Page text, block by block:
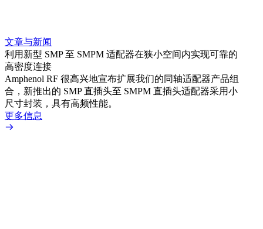
文章与新闻
利用新型 SMP 至 SMPM 适配器在狭小空间内实现可靠的
高密度连接
Amphenol RF 很高兴地宣布扩展我们的同轴适配器产品组
合，新推出的 SMP 直插头至 SMPM 直插头适配器采用小
尺寸封装，具有高频性能。
更多信息